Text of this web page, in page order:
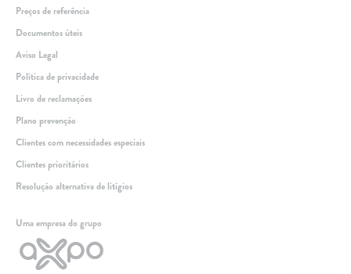
+351 259 348 634
(chamada para a rede fixa nacional)
Preços de referência
Documentos úteis
Aviso Legal
Política de privacidade
Livro de reclamações
Plano prevenção
Clientes com necessidades especiais
Clientes prioritários
Resolução alternativa de litígios
Uma empresa do grupo